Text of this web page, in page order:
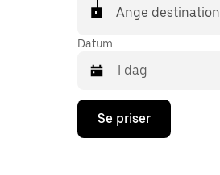
Ange destination
Datum
Tryck
nedåtpilen
Se priser